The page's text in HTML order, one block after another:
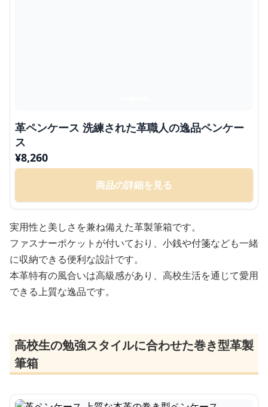
革ペンケース 洗練された革職人の逸品ペンケー
ス
¥8,260
商品の詳細を見る
実用性と美しさを兼ね備えた革製筆箱です。
ファスナーポケットが付いており、小銭や付箋なども一緒
に収納できる便利な設計です。
本革特有の風合いは高級感があり、高校生活を通じて愛用
できる上質な逸品です。
高校生の勉強スタイルに合わせた巻き型革製
筆箱